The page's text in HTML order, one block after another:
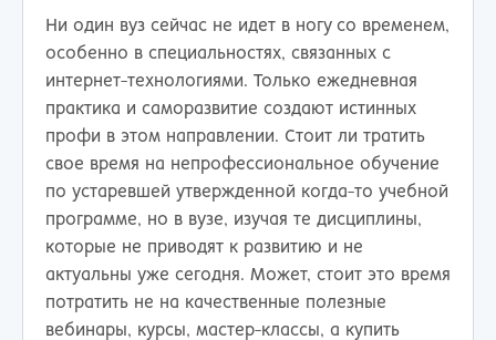
Ни один вуз сейчас не идет в ногу со временем,
особенно в специальностях, связанных с
интернет-технологиями. Только ежедневная
практика и саморазвитие создают истинных
профи в этом направлении. Стоит ли тратить
свое время на непрофессиональное обучение
по устаревшей утвержденной когда-то учебной
программе, но в вузе, изучая те дисциплины,
которые не приводят к развитию и не
актуальны уже сегодня. Может, стоит это время
потратить не на качественные полезные
вебинары, курсы, мастер-классы, а купить